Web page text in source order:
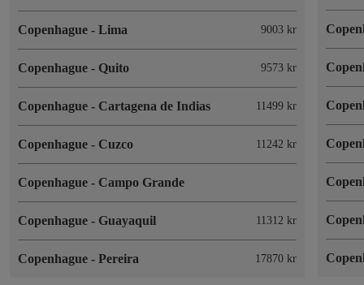
Copenhague - Lima 9003 kr
Copenhague - Quito 9573 kr
Copenhague - Cartagena de Indias 11499 kr
Copenhague - Cuzco 11242 kr
Copenhague - Campo Grande
Copenhague - Guayaquil 11312 kr
Copenhague - Pereira 17870 kr